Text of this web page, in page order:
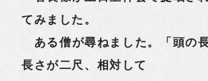
てみました。
ある僧が尋ねました。「頭の
長さが二尺、相対して